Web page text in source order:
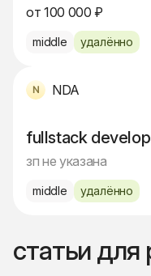
от 100 000 ₽
middle удалённо
NDA
fullstack
зп не указана
middle удалённо
статьи для